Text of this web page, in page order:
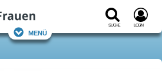
Suche Login
Menü